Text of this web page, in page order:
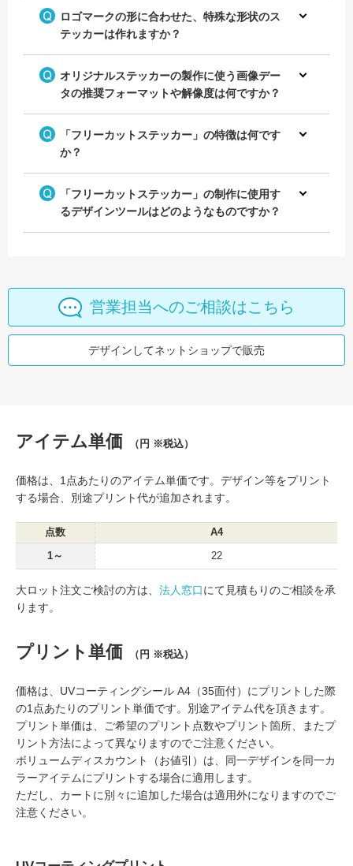
ロゴマークの形に合わせた、特殊な形状のス
テッカーは作れますか？
オリジナルステッカーの製作に使う画像デー
タの推奨フォーマットや解像度は何ですか？
「フリーカットステッカー」の特徴は何です
か？
「フリーカットステッカー」の制作に使用す
るデザインツールはどのようなものですか？
営業担当へのご相談はこちら
デザインしてネットショップで販売
アイテム単価 （円 ※税込）
価格は、1点あたりのアイテム単価です。デザイン等をプリント
する場合、別途プリント代が追加されます。
点数 A4
1～ 22
大ロット注文ご検討の方は、 法人窓口にて見積もりのご相談を承
ります。
プリント単価 （円 ※税込）
価格は、UVコーティングシール A4（35面付）にプリントした際
の1点あたりのプリント単価です。別途アイテム代を頂きます。
プリント単価は、ご希望のプリント点数やプリント箇所、またプ
リント方法によって異なりますのでご注意ください。
ボリュームディスカウント（お値引）は、同一デザインを同一カ
ラーアイテムにプリントする場合に適用します。
ただし、カートに別々に追加した場合は適用外になりますのでご
注意ください。